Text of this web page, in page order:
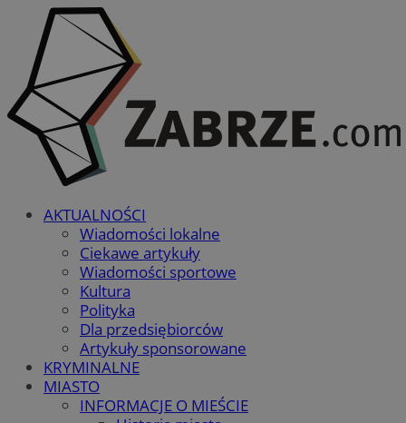
AKTUALNOŚCI
Wiadomości lokalne
Ciekawe artykuły
Wiadomości sportowe
Kultura
Polityka
Dla przedsiębiorców
Artykuły sponsorowane
KRYMINALNE
MIASTO
INFORMACJE O MIEŚCIE